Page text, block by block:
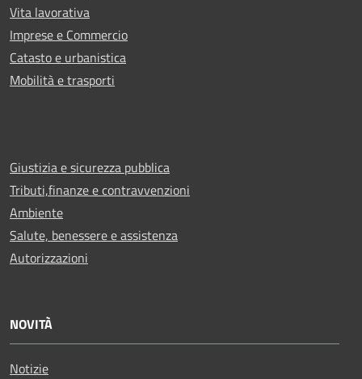
Vita lavorativa
Imprese e Commercio
Catasto e urbanistica
Mobilità e trasporti
Giustizia e sicurezza pubblica
Tributi,finanze e contravvenzioni
Ambiente
Salute, benessere e assistenza
Autorizzazioni
NOVITÀ
Notizie